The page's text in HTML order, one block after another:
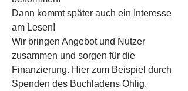
Dann kommt später auch ein Interesse
am Lesen!
Wir bringen Angebot und Nutzer
zusammen und sorgen für die
Finanzierung. Hier zum Beispiel durch
Spenden des Buchladens Ohlig.